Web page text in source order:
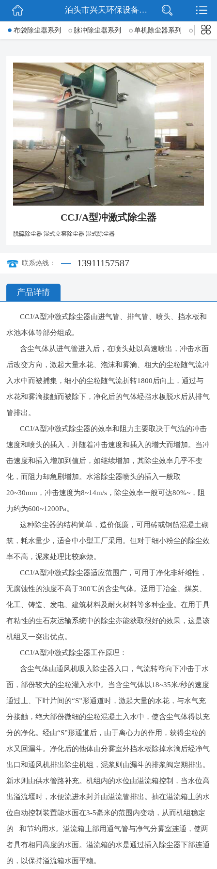
网站首页
新闻动态
产品展示
公司微信
联系我们
泊头市兴天环保设备有限公司
布袋除尘器系列 脉冲除尘器系列 单机除尘器系列 锅炉
CCJ/A型冲激式除尘器
脱硫除尘器湿式立窑除尘器湿式除尘器
联系热线： 13911157587
产品详情
CCJ/A型冲激式除尘器由进气管、排气管、喷头、挡水板和
水池本体等部分组成。
含尘气体从进气管进入后，在喷头处以高速喷出，冲击水面
后改变方向，激起大量水花、泡沫和雾滴、粗大的尘粒随气流冲
入水中而被捕集，细小的尘粒随气流折转1800后向上，通过与
水花和雾滴接触而被除下，净化后的气体经挡水板脱水后从排气
管排出。
CCJ/A型冲激式除尘器的效率和阻力主要取决于气流的冲击
速度和喷头的插入，并随着冲击速度和插入的增大而增加。当冲
击速度和插入增加到值后，如继续增加，其除尘效率几乎不变
化，而阻力却急剧增加。水浴除尘器喷头的插入一般取
20~30mm，冲击速度为8~14m/s，除尘效率一般可达80%~，阻
力约为600~1200Pa。
这种除尘器的结构简单，造价低廉，可用砖或钢筋混凝土砌
筑，耗水量少，适合中小型工厂采用。但对于细小粉尘的除尘效
率不高，泥浆处理比较麻烦。
CCJ/A型冲激式除尘器适应范围广，可用于净化非纤维性，
无腐蚀性的浊度不高于300℃的含尘气体。适用于冶金、煤炭、
化工、铸造、发电、建筑材料及耐火材料等多种企业。在用于具
有粘性的生石灰运输系统中的除尘亦能获取很好的效果，这是该
机组又一突出优点。
CCJ/A型冲激式除尘器工作原理：
含尘气体由通风机吸入除尘器入口，气流转弯向下冲击于水
面，部份较大的尘粒灌入水中。当含尘气体以18~35米/秒的速度
通过上、下叶片间的“S”形通道时，激起大量的水花，与水气充
分接触，绝大部份微细的尘粒混凝土入水中，使含尘气体得以充
分的净化。经由“S”形通道后，由于离心力的作用，获得尘粒的
水又回漏斗。净化后的他体由分雾室外挡水板除掉水滴后经净气
出口和通风机排出除尘机组，泥浆则由漏斗的排浆阀定期排出。
新水则由供水管路补充。机组内的水位由溢流箱控制，当水位高
出溢流堰时，水便流进水封并由溢流管排出。抽在溢流箱上的水
位自动控制装置能水面在3-5毫米的范围内变动，从而机组稳定
的 和节约用水。溢流箱上部用通气管与净气分雾室连通，使两
者具有相同高度的水面。溢流箱的水是通过插入除尘器下部连通
的，以保持溢流箱水面平稳。